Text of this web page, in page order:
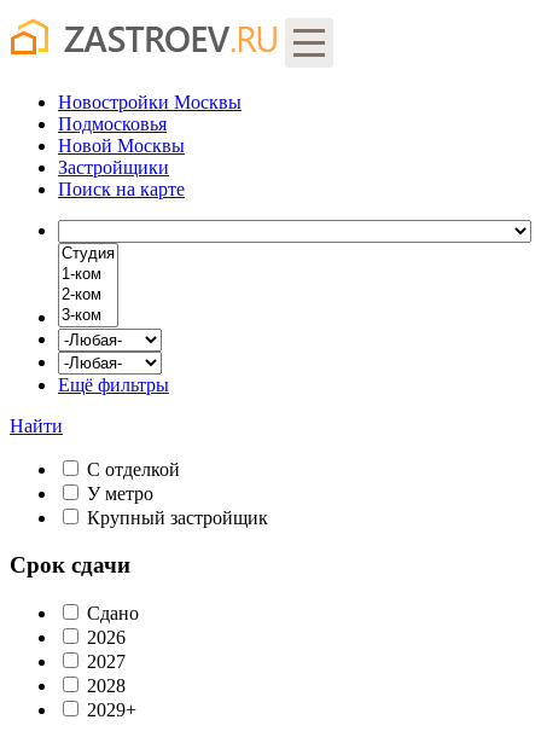
Новостройки Москвы
Подмосковья
Новой Москвы
Застройщики
Поиск на карте
Ещё фильтры
Найти
С отделкой
У метро
Крупный застройщик
Срок сдачи
Сдано
2026
2027
2028
2029+